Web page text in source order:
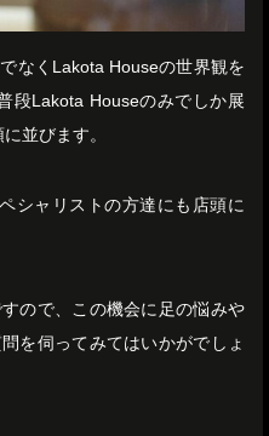
なくLakota Houseの世界観を
段Lakota Houseのみでしか展
並びます。
シャリストの方達にも店頭に
ので、この機会に足の悩みや
を伺ってみてはいかがでしょ